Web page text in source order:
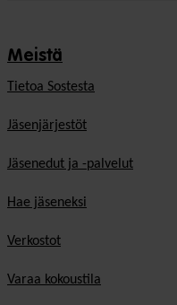
Meistä
Tietoa Sostesta
Jäsenjärjestöt
Jäsenedut ja -palvelut
Hae jäseneksi
Verkostot
Varaa kokoustila